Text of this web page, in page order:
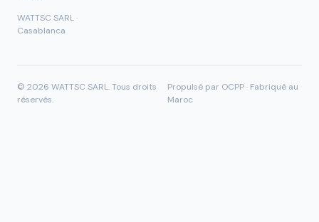
WATTSC SARL ·
Casablanca
© 2026 WATTSC SARL.Tous droits
réservés.
Propulsé par OCPP · Fabriqué au
Maroc